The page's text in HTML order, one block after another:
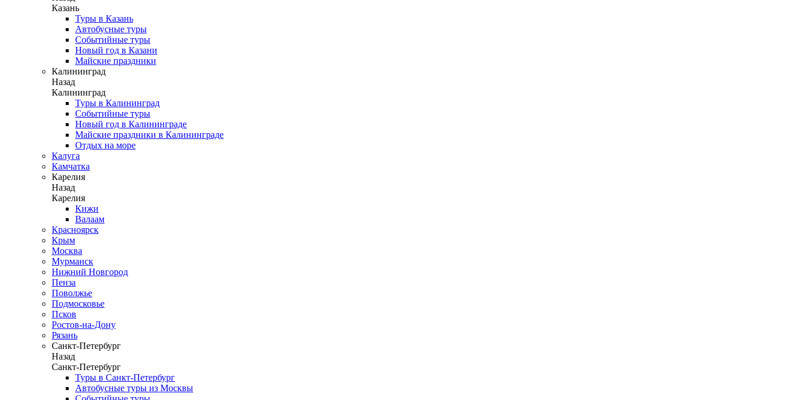
Казань
Туры в Казань
Автобусные туры
Событийные туры
Новый год в Казани
Майские праздники
Калининград
Назад
Калининград
Туры в Калининград
Событийные туры
Новый год в Калининграде
Майские праздники в Калининграде
Отдых на море
Калуга
Камчатка
Карелия
Назад
Карелия
Кижи
Валаам
Красноярск
Крым
Москва
Мурманск
Нижний Новгород
Пенза
Поволжье
Подмосковье
Псков
Ростов-на-Дону
Рязань
Санкт-Петербург
Назад
Санкт-Петербург
Туры в Санкт-Петербург
Автобусные туры из Москвы